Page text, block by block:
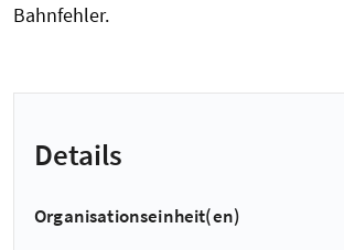
Bahnfehler.
Details
Organisationseinheit(en)